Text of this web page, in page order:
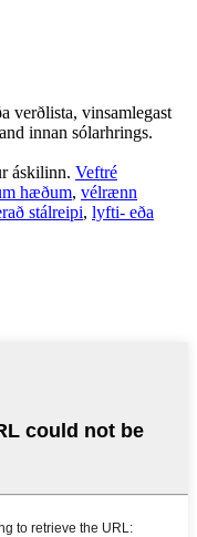
verðlista, vinsamlegast
innan sólarhrings.
áskilinn. Veftré
hæðum, vélrænn
stálreipi, lyfti- eða